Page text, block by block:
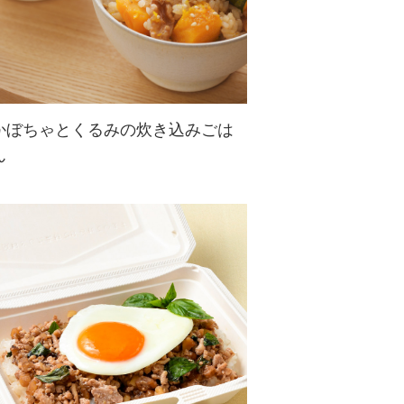
香ばしいくるみとかぼちゃのやさし
い甘味が相性抜群な炊き込みごは
ん。くるみとコクとかぼちゃの甘味
で、食べるたびにほっこり気分に♪
ぼちゃとくるみの炊き込みごは